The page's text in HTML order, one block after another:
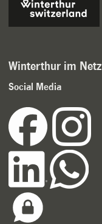
Winterthur im Netz
Social Media